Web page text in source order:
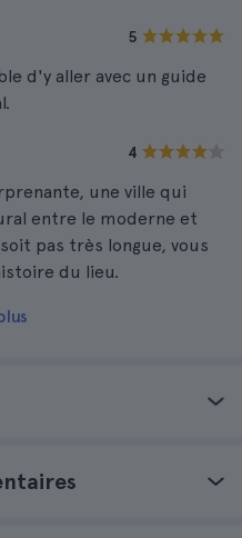
5
d'y aller avec un guide
4
une ville qui
entre le moderne et
pas très longue, vous
du lieu.